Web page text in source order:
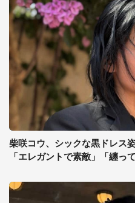
柴咲コウ、シックな黒ドレス
「エレガントで素敵」「纏っ